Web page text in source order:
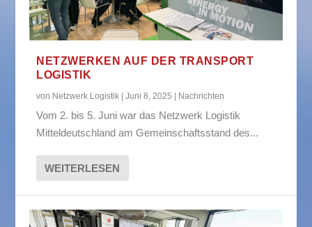
NETZWERKEN AUF DER TRANSPORT
LOGISTIK
von Netzwerk Logistik |Juni 8, 2025 Nachrichten
Vom 2. bis 5. Juni war das Netzwerk Logistik
Mitteldeutschland am Gemeinschaftsstand des...
WEITERLESEN